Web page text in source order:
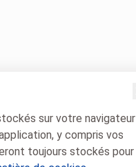
sur votre navigateur
y compris vos
toujours stockés pour